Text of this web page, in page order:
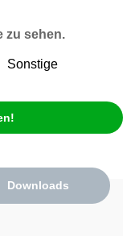
zu sehen.
Sonstige
Downloads